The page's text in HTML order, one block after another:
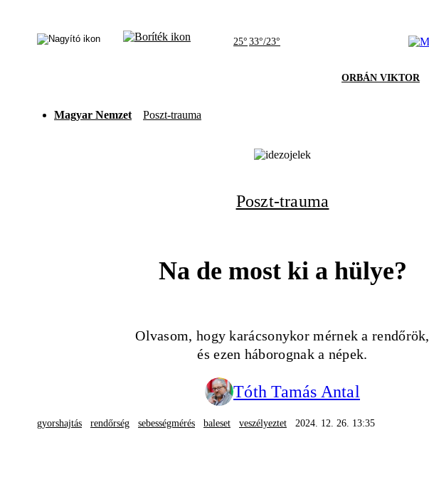
25° 33°/23°
ORBÁN VIKTOR
Magyar Nemzet Poszt-trauma
Poszt-trauma
Na de most ki a hülye?
Olvasom, hogy karácsonykor mérnek a rendőrök,
és ezen háborognak a népek.
Tóth Tamás Antal
gyorshajtás rendőrség sebességmérés baleset veszélyeztet 2024. 12. 26. 13:35